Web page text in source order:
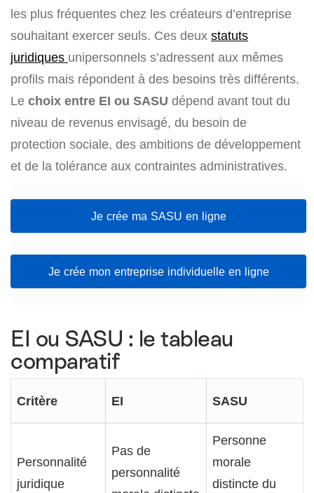
les plus fréquentes chez les créateurs d’entreprise
souhaitant exercer seuls. Ces deux statuts
juridiques unipersonnels s’adressent aux mêmes
profils mais répondent à des besoins très différents.
Le choix entre EI ou SASU dépend avant tout du
niveau de revenus envisagé, du besoin de
protection sociale, des ambitions de développement
et de la tolérance aux contraintes administratives.
Je crée ma SASU en ligne
Je crée mon entreprise individuelle en ligne
EI ou SASU : le tableau
comparatif
Critère EI SASU
Personnalité
juridique
Pas de
personnalité
Personne
morale
distincte du